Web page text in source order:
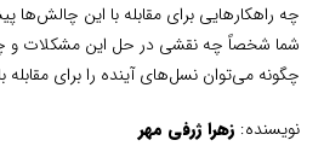
چه راهکارهایی برای مقابله با این چالش‌ها
شما شخصاً چه نقشی در حل این مشکلات و
چگونه می‌توان نسل‌های آینده را برای
نویسنده: زهرا ژرفی مهر